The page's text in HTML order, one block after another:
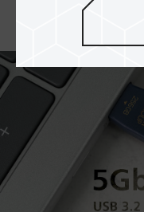
Dokumente bieten.